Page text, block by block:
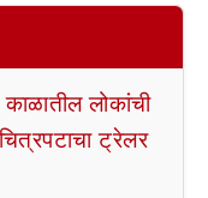
लोकांची
ट्रेलर